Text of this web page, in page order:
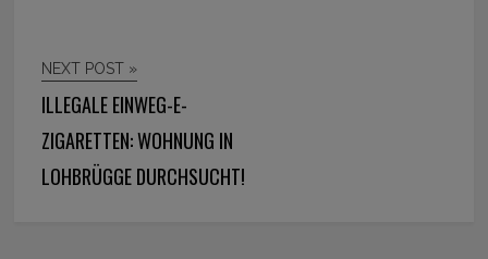
NEXT POST »
ILLEGALE EINWEG-E-
ZIGARETTEN: WOHNUNG IN
LOHBRÜGGE DURCHSUCHT!